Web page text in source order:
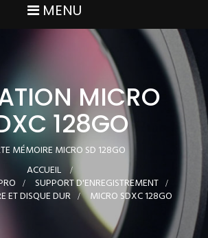
MENU
MICRO
128GO
MÉMOIRE MICRO SD 128GO
ACCUEIL >
> SUPPORT D'ENREGISTREMENT >
ET DISQUE DUR > MICRO SDXC 128GO